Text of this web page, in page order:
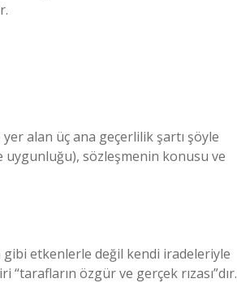
alan üç ana geçerlilik şartı şöyle
uygunluğu), sözleşmenin konusu ve
gibi etkenlerle değil kendi iradeleriyle
özgür ve gerçek rızası”dır.